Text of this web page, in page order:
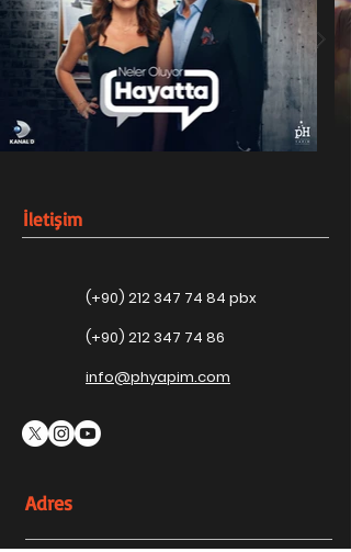
İletişim
(+90) 212 347 74 84 pbx
(+90) 212 347 74 86
info@phyapim.com
Adres